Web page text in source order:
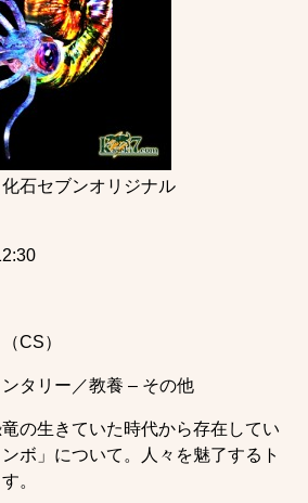
石セブンオリジナル
CS）
タリー／教養 – その他
の生きていた時代から存在してい
ボ」について。人々を魅了するト
。